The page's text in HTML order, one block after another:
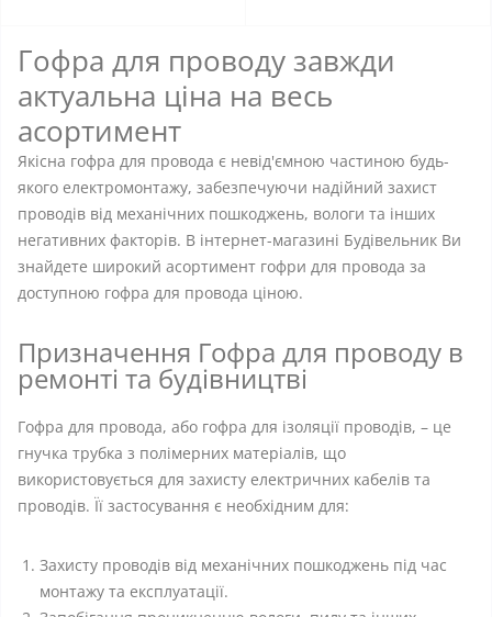
Гофра для проводу завжди
актуальна ціна на весь
асортимент
Якісна гофра для провода є невід'ємною частиною будь-
якого електромонтажу, забезпечуючи надійний захист
проводів від механічних пошкоджень, вологи та інших
негативних факторів. В інтернет-магазині Будівельник Ви
знайдете широкий асортимент гофри для провода за
доступною гофра для провода ціною.
Призначення Гофра для проводу в
ремонті та будівництві
Гофра для провода, або гофра для ізоляції проводів, – це
гнучка трубка з полімерних матеріалів, що
використовується для захисту електричних кабелів та
проводів. Її застосування є необхідним для:
Захисту проводів від механічних пошкоджень під час
монтажу та експлуатації.